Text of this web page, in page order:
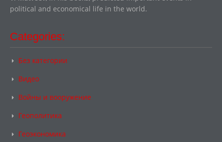
political and economical life in the world.
Categories:
Без категории
Видео
Войны и вооружение
Геополитика
Геоэкономика